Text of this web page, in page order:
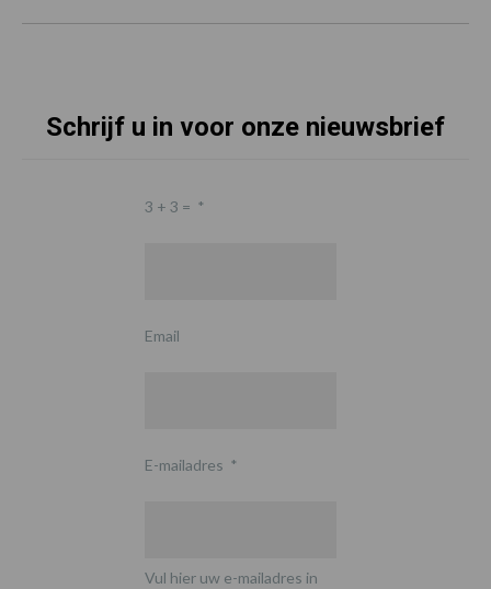
Schrijf u in voor onze nieuwsbrief
3 + 3 = *
Email
E-mailadres *
Vul hier uw e-mailadres in